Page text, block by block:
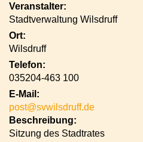
Veranstalter:
Stadtverwaltung Wilsdruff
Ort:
Wilsdruff
Telefon:
035204-463 100
E-Mail:
post@svwilsdruff.de
Beschreibung:
Sitzung des Stadtrates